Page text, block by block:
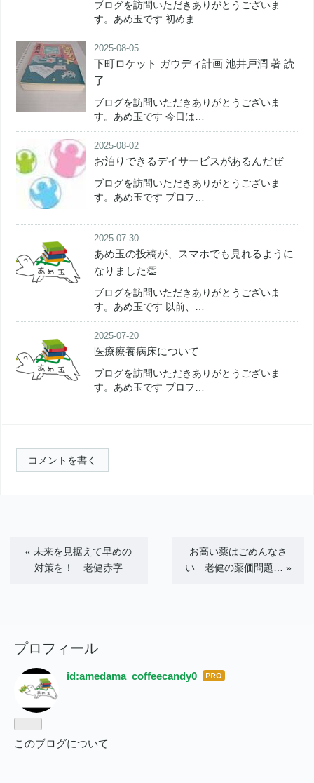
ブログを訪問いただきありがとうございま
す。あめ玉です 初めま…
2025-08-05
下町ロケット ガウディ計画 池井戸潤 著 読
了
ブログを訪問いただきありがとうございま
す。あめ玉です 今日は…
2025-08-02
お泊りできるデイサービスがあるんだぜ
ブログを訪問いただきありがとうございま
す。あめ玉です プロフ…
2025-07-30
あめ玉の投稿が、スマホでも見れるように
なりました👏
ブログを訪問いただきありがとうございま
す。あめ玉です 以前、…
2025-07-20
医療療養病床について
ブログを訪問いただきありがとうございま
す。あめ玉です プロフ…
コメントを書く
«未来を見据えて早めの
対策を！ 老健赤字
お高い薬はごめんなさ
い 老健の薬価問題… »
プロフィール
id:amedama_coffeecandy0 はて
このブログについて